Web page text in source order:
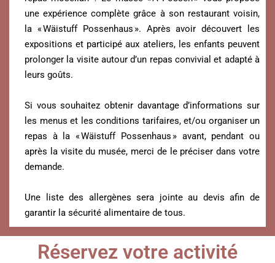
une expérience complète grâce à son restaurant voisin,
la « Wäistuff Possenhaus ». Après avoir découvert les
expositions et participé aux ateliers, les enfants peuvent
prolonger la visite autour d’un repas convivial et adapté à
leurs goûts.
Si vous souhaitez obtenir davantage d’informations sur
les menus et les conditions tarifaires, et/ou organiser un
repas à la « Wäistuff Possenhaus » avant, pendant ou
après la visite du musée, merci de le préciser dans votre
demande.
Une liste des allergènes sera jointe au devis afin de
garantir la sécurité alimentaire de tous.
Réservez votre activité